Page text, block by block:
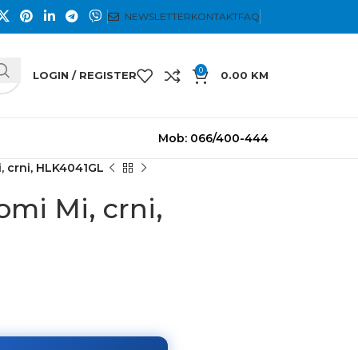
NEWSLETTERKONTAKTFAQ
LOGIN / REGISTER 0 0.00 KM
Mob: 066/400-444
crni, HLK4041GL
Mi, crni,